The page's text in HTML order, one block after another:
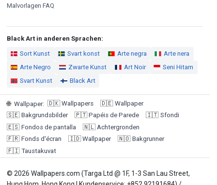
Malvorlagen FAQ
Black Art in anderen Sprachen:
Sort Kunst Svart konst Arte negra
Arte nera
Arte Negro
Zwarte Kunst Art Noir
Seni Hitam
Svart Kunst
Black Art
🌐 Wallpaper: 🇩🇰 Wallpapers 🇩🇪 Wallpaper
🇸🇪 Bakgrundsbilder 🇵🇹 Papéis de Parede 🇮🇹 Sfondi
🇪🇸 Fondos de pantalla 🇳🇱 Achtergronden
🇫🇷 Fonds d'écran 🇮🇩 Wallpaper 🇳🇴 Bakgrunner
🇫🇮 Taustakuvat
© 2026 Wallpapers.com (Targa Ltd @ 1F, 1-3 San Lau Street,